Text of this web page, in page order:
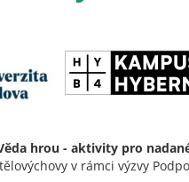
hrou - aktivity pro
v rámci výzvy